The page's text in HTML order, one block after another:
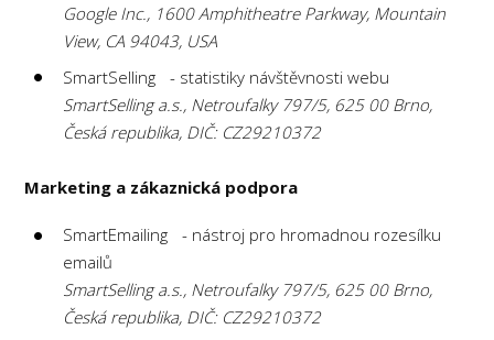
Google Inc., 1600 Amphitheatre Parkway, Mountain
View, CA 94043, USA
SmartSelling - statistiky návštěvnosti webu
SmartSelling a.s., Netroufalky 797/5, 625 00 Brno,
Česká republika, DIČ: CZ29210372
Marketing a zákaznická podpora
SmartEmailing - nástroj pro hromadnou rozesílku
emailů
SmartSelling a.s., Netroufalky 797/5, 625 00 Brno,
Česká republika, DIČ: CZ29210372